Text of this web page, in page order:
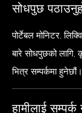
सोधपुछ
पोर्टेबल मोनिटर,
बारे सोधपुछको लागि,
भित्र सम्पर्कमा हुनेछौं।
हामीलाई सम्पर्क